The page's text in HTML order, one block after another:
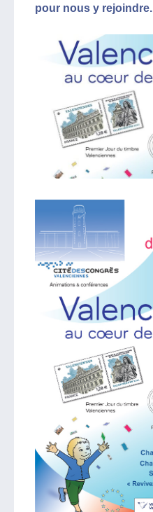
pour nous y rejoindre.